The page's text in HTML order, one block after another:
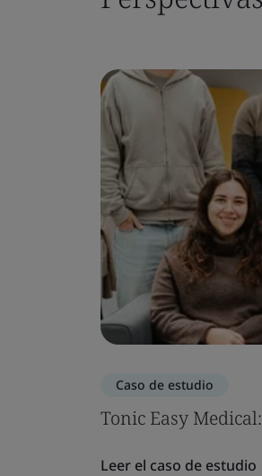
Caso de estudio
Tonic Easy
Leer el caso de estudio